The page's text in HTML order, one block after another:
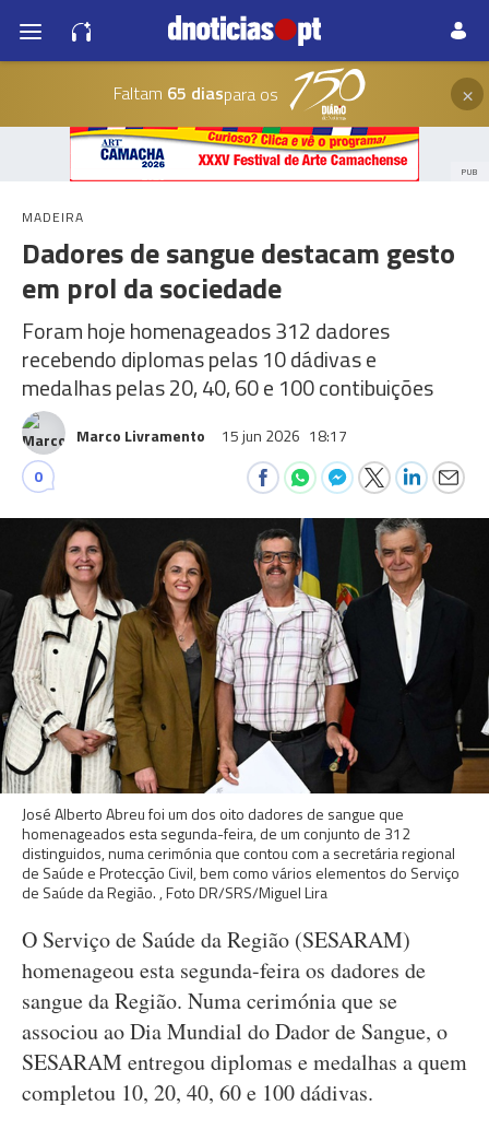
Faltam 65 diaspara os ×
PUB
MADEIRA
Dadores de sangue destacam gesto
em prol da sociedade
Foram hoje homenageados 312 dadores
recebendo diplomas pelas 10 dádivas e
medalhas pelas 20, 40, 60 e 100 contibuições
Marco Livramento 15 jun 2026 18:17
0
José Alberto Abreu foi um dos oito dadores de sangue que
homenageados esta segunda-feira, de um conjunto de 312
distinguidos, numa cerimónia que contou com a secretária regional
de Saúde e Protecção Civil, bem como vários elementos do Serviço
de Saúde da Região. , Foto DR/SRS/Miguel Lira
O Serviço de Saúde da Região (SESARAM)
homenageou esta segunda-feira os dadores de
sangue da Região. Numa cerimónia que se
associou ao Dia Mundial do Dador de Sangue, o
SESARAM entregou diplomas e medalhas a quem
completou 10, 20, 40, 60 e 100 dádivas.